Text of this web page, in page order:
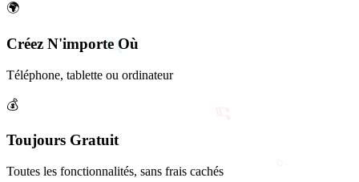
🌍
Créez N'importe Où
Téléphone, tablette ou ordinateur
💰
Toujours Gratuit
Toutes les fonctionnalités, sans frais cachés